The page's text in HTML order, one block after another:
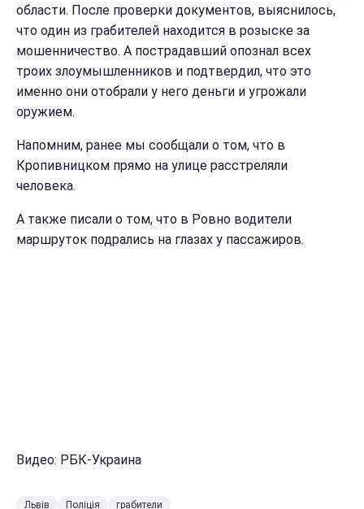
области. После проверки документов, выяснилось,
что один из грабителей находится в розыске за
мошенничество. А пострадавший опознал всех
троих злоумышленников и подтвердил, что это
именно они отобрали у него деньги и угрожали
оружием.
Напомним, ранее мы сообщали о том, что в
Кропивницком прямо на улице расстреляли
человека.
А также писали о том, что в Ровно водители
маршруток подрались на глазах у пассажиров.
Видео: РБК-Украина
Львів Поліція грабители